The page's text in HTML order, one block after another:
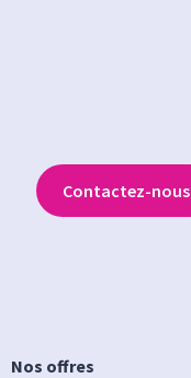
Nos offres
Contactez-nous